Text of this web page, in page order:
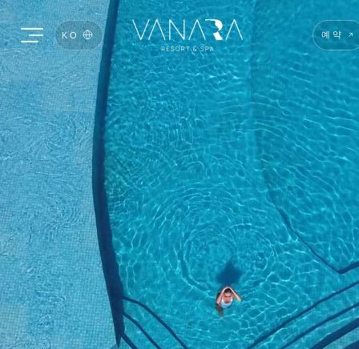
KO 예약